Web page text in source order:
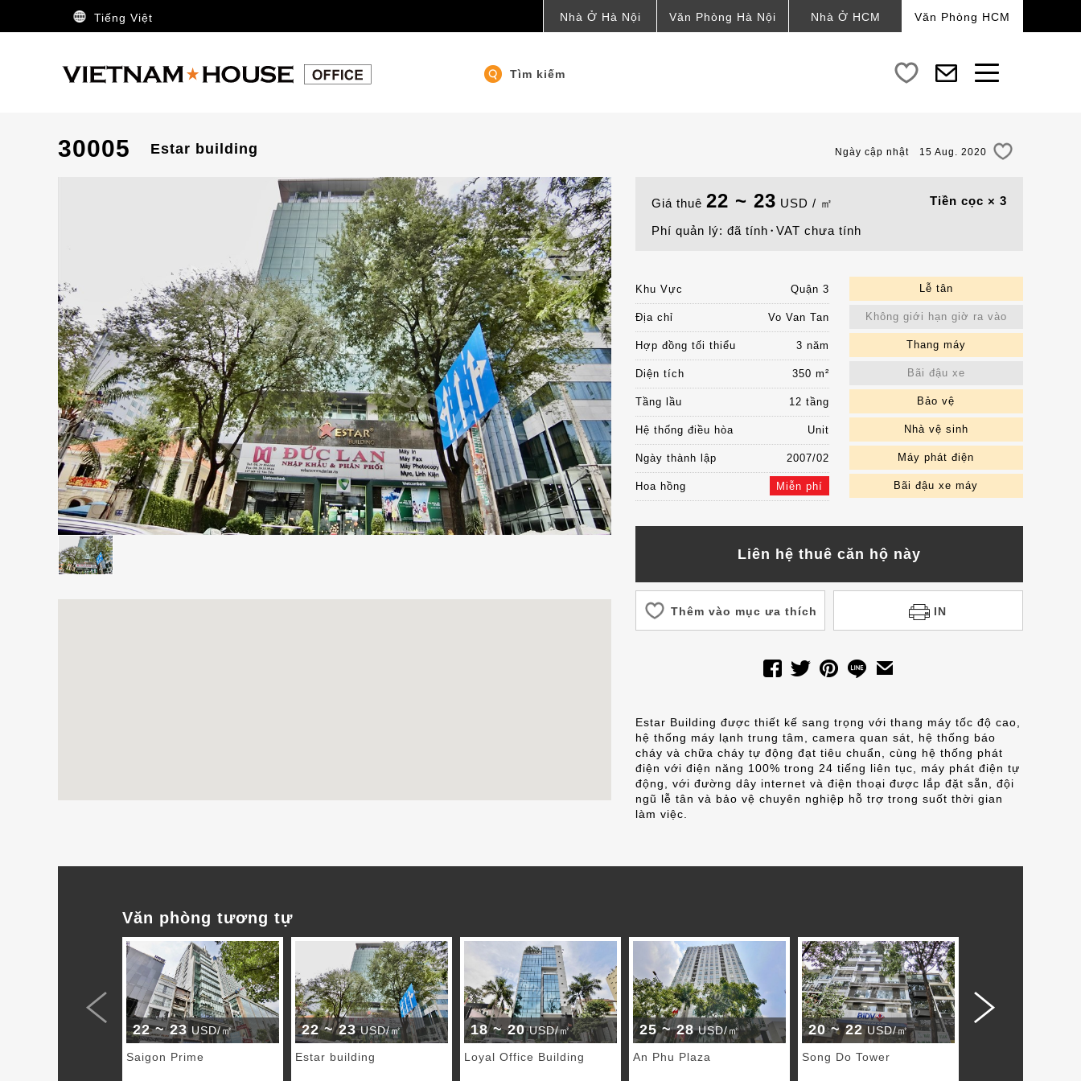
Tiếng Việt Nhà Ở Hà Nội Văn Phòng Hà Nội Nhà Ở HCM Văn Phòng HCM
Tìm kiếm
30005 Estar building Ngày cập nhật 15 Aug. 2020
Giá thuê 22 ~ 23 USD / ㎡ Tiền cọc × 3
Phí quản lý: đã tính VAT chưa tính
Khu Vực Quận 3
Địa chỉ Vo Van Tan
Hợp đồng tối thiểu 3 năm
Diện tích 350 m²
Tầng lầu 12 tầng
Hệ thống điều hòa Unit
Ngày thành lập 2007/02
Hoa hồng Miễn phí
Lễ tân
Không giới hạn giờ ra vào
Thang máy
Bãi đậu xe
Bảo vệ
Nhà vệ sinh
Máy phát điện
Bãi đậu xe máy
Liên hệ thuê căn hộ này
Thêm vào mục ưa thích IN
Estar Building được thiết kế sang trọng với thang máy tốc độ cao,
hệ thống máy lạnh trung tâm, camera quan sát, hệ thống báo
cháy và chữa cháy tự động đạt tiêu chuẩn, cùng hệ thống phát
điện với điện năng 100% trong 24 tiếng liên tục, máy phát điện tự
động, với đường dây internet và điện thoại được lắp đặt sẵn, đội
ngũ lễ tân và bảo vệ chuyên nghiệp hỗ trợ trong suốt thời gian
làm việc.
Văn phòng tương tự
22 ~ 23 USD/㎡
Saigon Prime
22 ~ 23USD/㎡
Estar building
18 ~ 20USD/㎡
Loyal Office Building
25 ~ 28USD/㎡
An Phu Plaza
20 ~ 22 USD/㎡
Song Do Tower